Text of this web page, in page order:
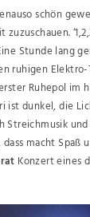
schön
Stunde lang
ruhigen Elektro-
Ruhepol im
ist dunkel, die
Streichmusik
macht Spaß
Konzert eines